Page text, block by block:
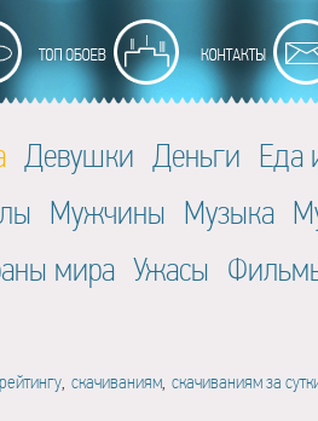
Девушки Деньги Еда
Мужчины Музыка
мира Ужасы
рейтингу, скачиваниям, скачиваниям за